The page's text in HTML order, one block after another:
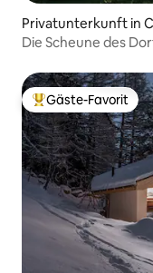
Privatunterkunft in
Die Scheune des
Beliebter Gäste-
Gäste-Favorit